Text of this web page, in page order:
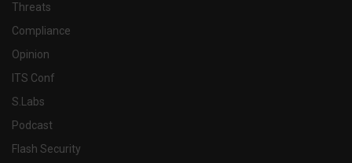
Threats
Compliance
Opinion
ITS Conf
S.Labs
Podcast
Flash Security